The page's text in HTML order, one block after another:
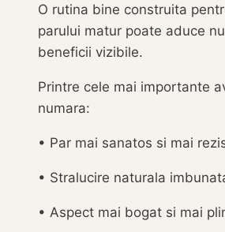
O rutina bine construita
parului matur poate aduce
beneficii vizibile.
Printre cele mai importante
numara:
• Par mai sanatos si mai
• Stralucire naturala
• Aspect mai bogat si mai